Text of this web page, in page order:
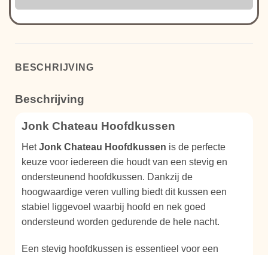
BESCHRIJVING
Beschrijving
Jonk Chateau Hoofdkussen
HetJonk Chateau Hoofdkussen is de perfecte
keuze voor iedereen die houdt van een stevig en
ondersteunend hoofdkussen. Dankzij de
hoogwaardige veren vulling biedt dit kussen een
stabiel liggevoel waarbij hoofd en nek goed
ondersteund worden gedurende de hele nacht.
Een stevig hoofdkussen is essentieel voor een